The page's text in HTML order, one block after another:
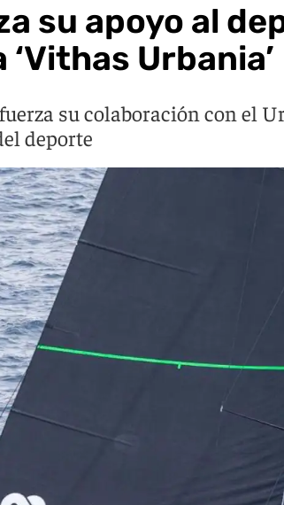
su apoyo al
Urbania’
su colaboración con el
deporte